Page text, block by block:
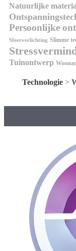
Natuurlijke
Persoonlijke
Sfeerverlichting Slimme
Tuinontwerp
Technologie>